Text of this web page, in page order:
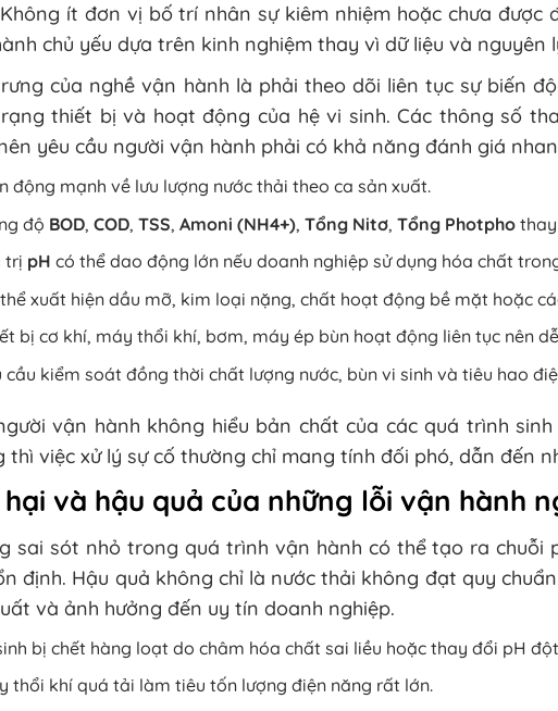
ít đơn vị bố trí nhân sự kiêm nhiệm hoặc chưa được
chủ yếu dựa trên kinh nghiệm thay vì dữ liệu và nguyên
của nghề vận hành là phải theo dõi liên tục sự biến
thiết bị và hoạt động của hệ vi sinh. Các thông số
yêu cầu người vận hành phải có khả năng đánh giá
động mạnh về lưu lượng nước thải theo ca sản xuất.
độ BOD, COD, TSS, Amoni (NH4+), Tổng Nitơ, Tổng Photphothay
trị pH có thể dao động lớn nếu doanh nghiệp sử dụng hóa chất
xuất hiện dầu mỡ, kim loại nặng, chất hoạt động bề mặt hoặc
bị cơ khí, máy thổi khí, bơm, máy ép bùn hoạt động liên tục nên
cầu kiểm soát đồng thời chất lượng nước, bùn vi sinh và tiêu hao
vận hành không hiểu bản chất của các quá trình
thì việc xử lý sự cố thường chỉ mang tính đối phó, dẫn đến
hại và hậu quả của những lỗi vận hành
sai sót nhỏ trong quá trình vận hành có thể tạo ra chuỗi
định. Hậu quả không chỉ là nước thải không đạt quy
và ảnh hưởng đến uy tín doanh nghiệp.
bị chết hàng loạt do châm hóa chất sai liều hoặc thay đổi pH
thổi khí quá tải làm tiêu tốn lượng điện năng rất lớn.